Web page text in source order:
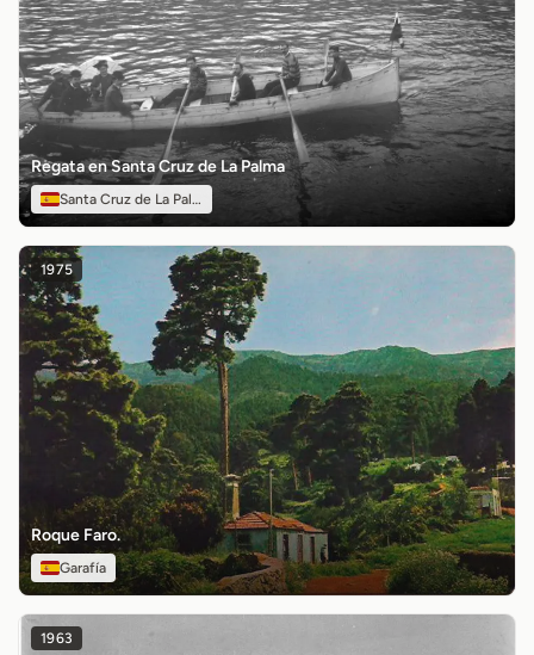
Regata en Santa Cruz de La Palma
Santa Cruz de La Palma
1975
Roque Faro.
Garafía
1963